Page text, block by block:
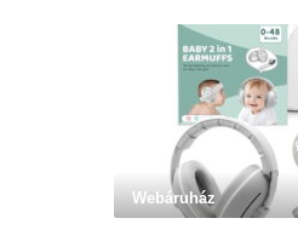
Webáruház